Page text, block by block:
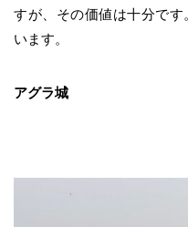
すが、その価値は十分で
います。
アグラ城